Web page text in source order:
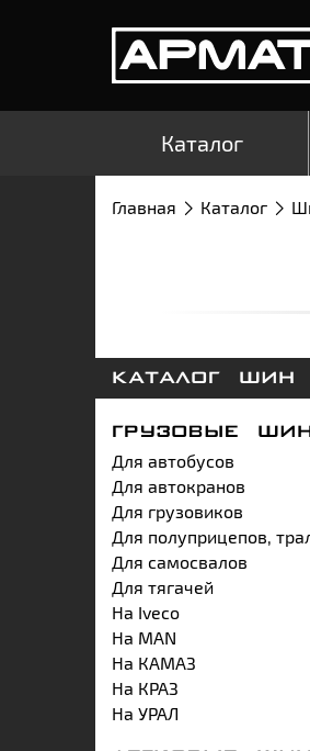
Каталог
Главная Каталог
КАТАЛОГ ШИН
ГРУЗОВЫЕ
Для автобусов
Для автокранов
Для грузовиков
Для полуприцепов,
Для самосвалов
Для тягачей
На Iveco
На MAN
На КАМАЗ
На КРАЗ
На УРАЛ